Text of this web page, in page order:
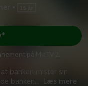
•
banken mister sin
banken
Læs mere
på Mit TV 2.